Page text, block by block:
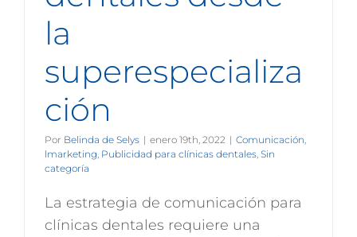
la
superespecializa
ción
Por Belinda de Selys | enero 19th, 2022 | Comunicación
lmarketing Publicidad para clínicas dentales Sin
categoría
La estrategia de comunicación para
clínicas dentales requiere una